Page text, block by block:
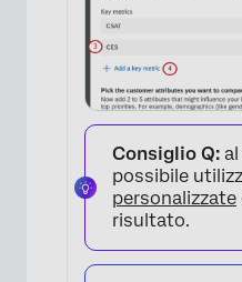
Consiglio Q:
possibile
personalizzate
risultato.